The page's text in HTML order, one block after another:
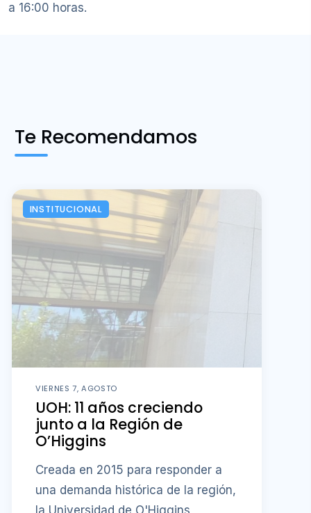
a 16:00 horas.
Te Recomendamos
INSTITUCIONAL
VIERNES 7, AGOSTO
UOH: 11 años creciendo
junto a la Región de
O’Higgins
Creada en 2015 para responder a
una demanda histórica de la región,
la Universidad de O'Higgins